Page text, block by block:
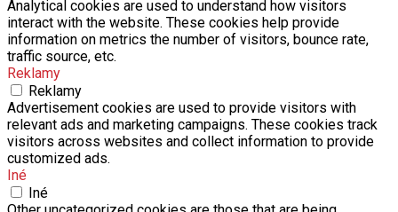
Analytical cookies are used to understand how visitors
interact with the website. These cookies help provide
information on metrics the number of visitors, bounce rate,
traffic source, etc.
Reklamy
Reklamy
Advertisement cookies are used to provide visitors with
relevant ads and marketing campaigns. These cookies track
visitors across websites and collect information to provide
customized ads.
Iné
Iné